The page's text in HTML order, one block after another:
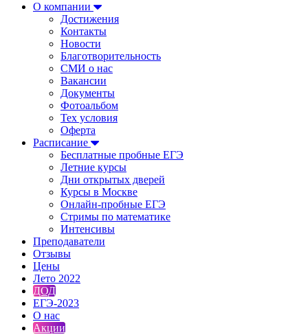
О компании
Достижения
Контакты
Новости
Благотворительность
СМИ о нас
Вакансии
Документы
Фотоальбом
Тех условия
Оферта
Расписание
Бесплатные пробные ЕГЭ
Летние курсы
Дни открытых дверей
Курсы в Москве
Онлайн-пробные ЕГЭ
Стримы по математике
Интенсивы
Преподаватели
Отзывы
Цены
Лето 2022
ДОД
ЕГЭ-2023
О нас
Акции